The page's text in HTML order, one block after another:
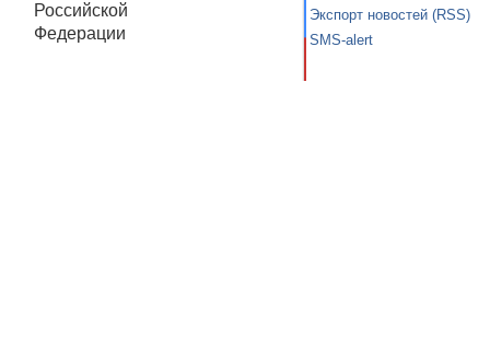
Российской
Федерации
Экспорт новостей (RSS)
SMS-alert